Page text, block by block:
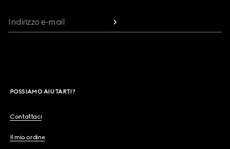
Indirizzo e-mail
POSSIAMO AIUTARTI?
Contattaci
Il mio ordine